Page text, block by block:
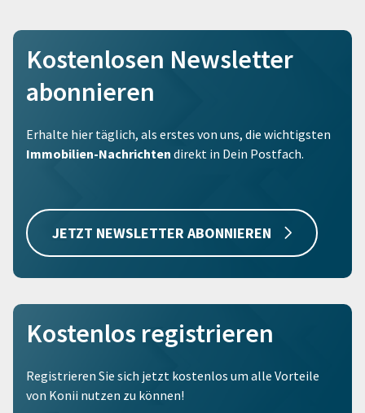
Kostenlosen Newsletter
abonnieren
Erhalte hier täglich, als erstes von uns, die wichtigsten
Immobilien-Nachrichten direkt in Dein Postfach.
JETZT NEWSLETTER ABONNIEREN
Kostenlos registrieren
Registrieren Sie sich jetzt kostenlos um alle Vorteile
von Konii nutzen zu können!